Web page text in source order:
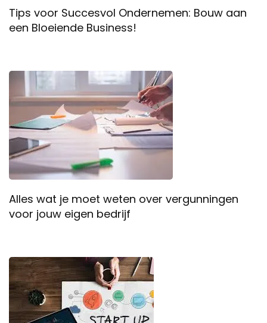
Tips voor Succesvol Ondernemen: Bouw aan
een Bloeiende Business!
Alles wat je moet weten over vergunningen
voor jouw eigen bedrijf